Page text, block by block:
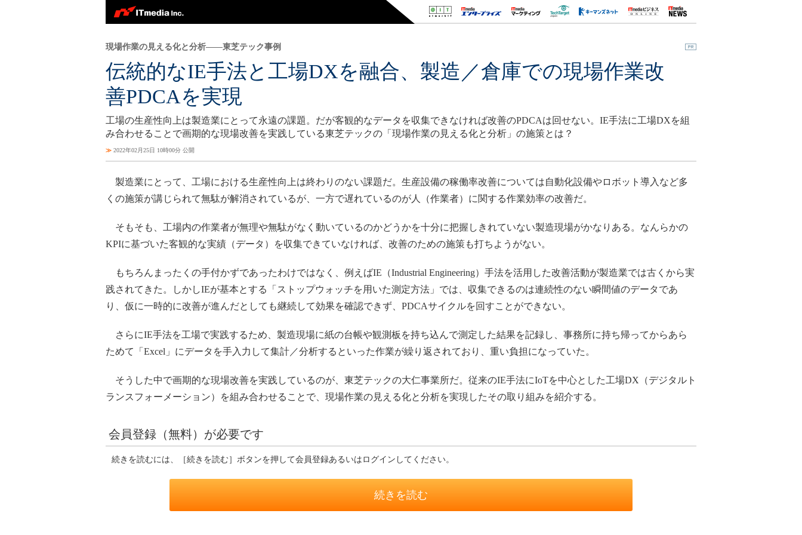
伝統的なIE手法と工場DXを融合、製造／倉庫での現場作業改
善PDCAを実現
現場作業の見える化と分析――東芝テック事例
工場の生産性向上は製造業にとって永遠の課題。だが客観的なデータを収集できなければ改善のPDCAは回せない。IE手法に工場DXを組
み合わせることで画期的な現場改善を実践している東芝テックの「現場作業の見える化と分析」の施策とは？
≫ 2022年02月25日 10時00分 公開
製造業にとって、工場における生産性向上は終わりのない課題だ。生産設備の稼働率改善については自動化設備やロボット導入など多
くの施策が講じられて無駄が解消されているが、一方で遅れているのが人（作業者）に関する作業効率の改善だ。
そもそも、工場内の作業者が無理や無駄がなく動いているのかどうかを十分に把握しきれていない製造現場がかなりある。なんらかの
KPIに基づいた客観的な実績（データ）を収集できていなければ、改善のための施策も打ちようがない。
もちろんまったくの手付かずであったわけではなく、例えばIE（Industrial Engineering）手法を活用した改善活動が製造業では古くから実
践されてきた。しかしIEが基本とする「ストップウォッチを用いた測定方法」では、収集できるのは連続性のない瞬間値のデータであ
り、仮に一時的に改善が進んだとしても継続して効果を確認できず、PDCAサイクルを回すことができない。
さらにIE手法を工場で実践するため、製造現場に紙の台帳や観測板を持ち込んで測定した結果を記録し、事務所に持ち帰ってからあら
ためて「Excel」にデータを手入力して集計／分析するといった作業が繰り返されており、重い負担になっていた。
そうした中で画期的な現場改善を実践しているのが、東芝テックの大仁事業所だ。従来のIE手法にIoTを中心とした工場DX（デジタルト
ランスフォーメーション）を組み合わせることで、現場作業の見える化と分析を実現したその取り組みを紹介する。
会員登録（無料）が必要です
続きを読むには、［続きを読む］ボタンを押して会員登録あるいはログインしてください。
続きを読む